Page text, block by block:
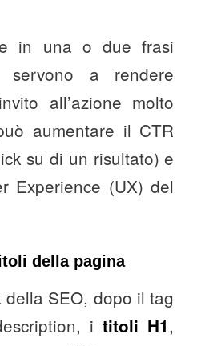
in una o due frasi
servono a rendere
all’azione molto
aumentare il CTR
su di un risultato) e
Experience (UX) del
della pagina
SEO, dopo il tag
ititoli H1,